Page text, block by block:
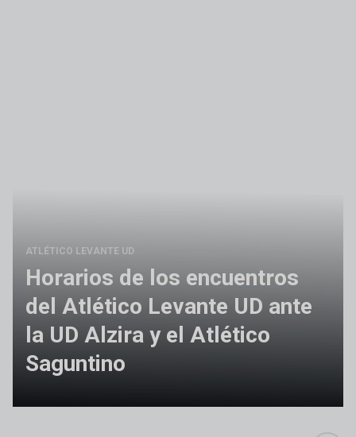
ATLÉTICO LEVANTE UD
Horarios de los encuentros
del Atlético Levante UD ante
la UD Alzira y el Atlético
Saguntino